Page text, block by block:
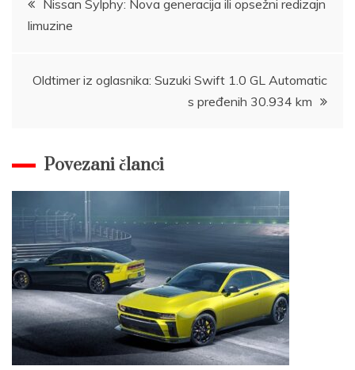
navigation
Nissan Sylphy: Nova generacija ili opsežni redizajn
limuzine
Oldtimer iz oglasnika: Suzuki Swift 1.0 GL Automatic
s pređenih 30.934 km
Povezani članci